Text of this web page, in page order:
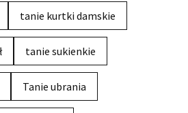
tanie kurtki damskie
tanie sukienkie
Tanie ubrania